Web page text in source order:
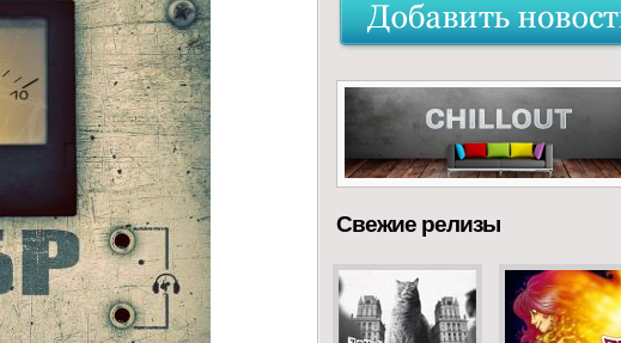
Свежие релизы